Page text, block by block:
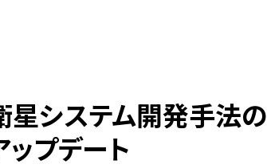
星システム開発手法の
ップデート